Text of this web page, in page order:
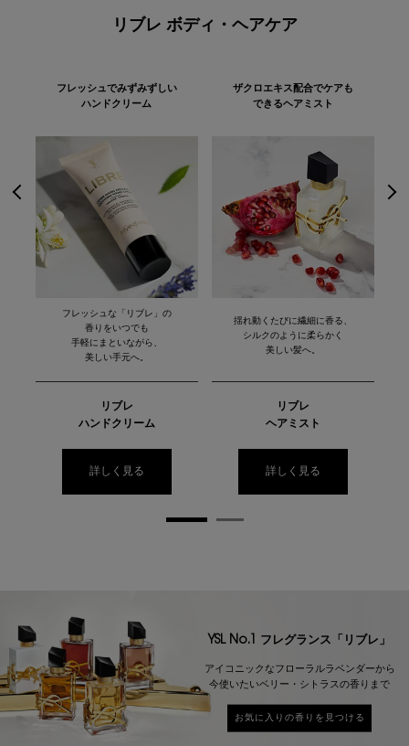
リブレ ボディ・ヘアケア
フレッシュでみずみずしい
ハンドクリーム
フレッシュな「リブレ」の
香りをいつでも
手軽にまといながら、
美しい手元へ。
リブレ
ハンドクリーム
詳しく見る
ザクロエキス配合でケアも
できるヘアミスト
揺れ動くたびに繊細に香る、
シルクのように柔らかく
美しい髪へ。
リブレ
ヘアミスト
詳しく見る
YSL No.1 フレグランス「リブレ」
アイコニックなフローラルラベンダーから
今使いたいベリー・シトラスの香りまで
お気に入りの香りを見つける